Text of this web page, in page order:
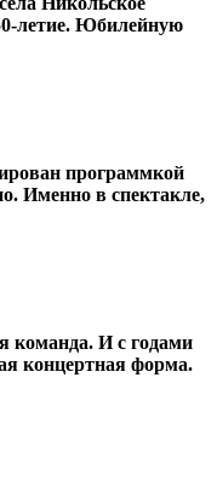
летие. Юбилейную
программкой
Именно в спектакле,
команда. И с годами
концертная форма.